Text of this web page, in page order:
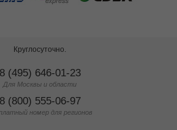
Круглосуточно.
8 (495) 646-01-23
Для Москвы и области
8 (800) 555-06-97
номер для регионов